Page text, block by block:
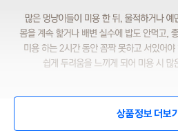
상품정보 더보기